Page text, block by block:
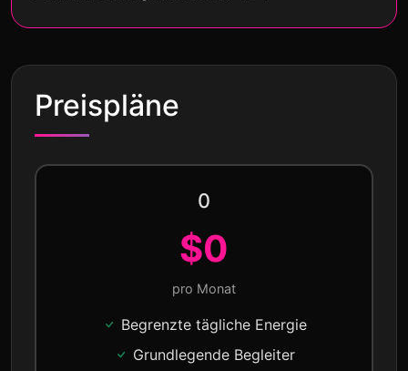
Preispläne
0
$0
pro Monat
Begrenzte tägliche Energie
Grundlegende Begleiter